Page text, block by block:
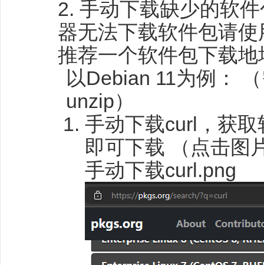
2. 手动下载缺少的软
器无法下载软件包请
推荐一个软件包下载地
以Debian 11为例：
unzip）
手动下载curl，获
即可下载 （点击图
手动下载curl.png